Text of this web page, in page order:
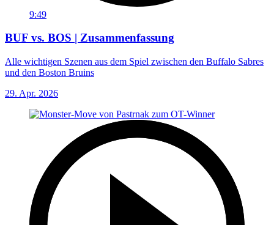
9:49
BUF vs. BOS | Zusammenfassung
Alle wichtigen Szenen aus dem Spiel zwischen den Buffalo Sabres
und den Boston Bruins
29. Apr. 2026